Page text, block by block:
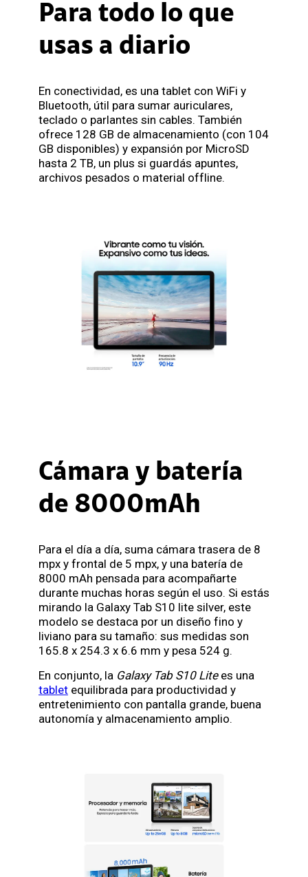
Para todo lo que
usas a diario
En conectividad, es una tablet con WiFi y
Bluetooth, útil para sumar auriculares,
teclado o parlantes sin cables. También
ofrece 128 GB de almacenamiento (con 104
GB disponibles) y expansión por MicroSD
hasta 2 TB, un plus si guardás apuntes,
archivos pesados o material offline.
Cámara y batería
de 8000mAh
Para el día a día, suma cámara trasera de 8
mpx y frontal de 5 mpx, y una batería de
8000 mAh pensada para acompañarte
durante muchas horas según el uso. Si estás
mirando la Galaxy Tab S10 lite silver, este
modelo se destaca por un diseño fino y
liviano para su tamaño: sus medidas son
165.8 x 254.3 x 6.6 mm y pesa 524 g.
En conjunto, la Galaxy Tab S10 Litees una
tablet equilibrada para productividad y
entretenimiento con pantalla grande, buena
autonomía y almacenamiento amplio.